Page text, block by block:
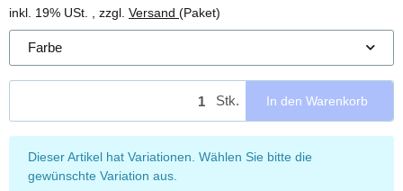
inkl. 19% USt. , zzgl. Versand (Paket)
Farbe
Stk. In den Warenkorb
x
Dieser Artikel hat Variationen. Wählen Sie bitte die
gewünschte Variation aus.